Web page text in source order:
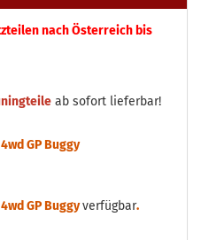
nach Österreich bis
ab sofort lieferbar!
GP Buggy
GP Buggyverfügbar.